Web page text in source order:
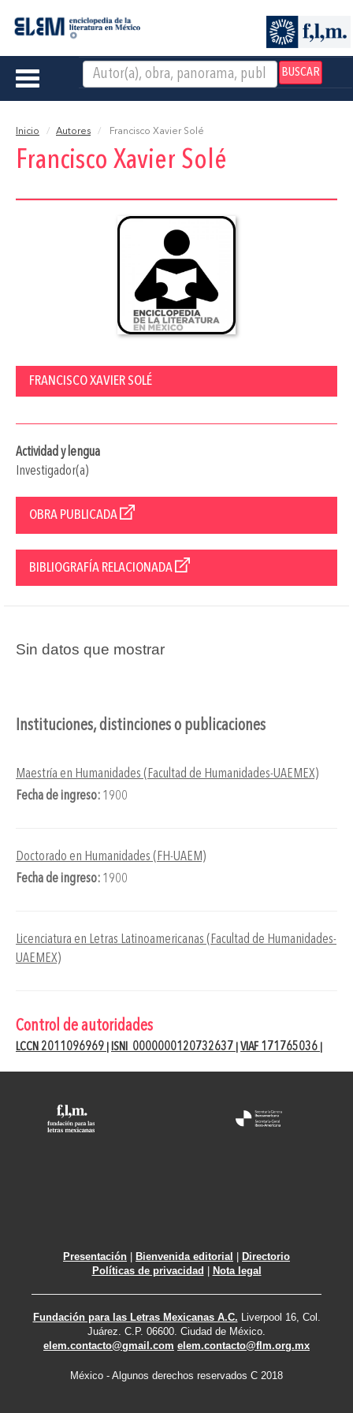
BUSCAR
Toggle
Inicio Autores Francisco Xavier Solé
Francisco Xavier Solé
FRANCISCO XAVIER SOLÉ
Actividad y lengua
Investigador(a)
OBRA PUBLICADA
BIBLIOGRAFÍA RELACIONADA
Sin datos que mostrar
Instituciones, distinciones o publicaciones
Maestría en Humanidades (Facultad de Humanidades-UAEMEX)
Fecha de ingreso: 1900
Doctorado en Humanidades (FH-UAEM)
Fecha de ingreso: 1900
Licenciatura en Letras Latinoamericanas (Facultad de Humanidades-
UAEMEX)
Control de autoridades
LCCN 2011096969 ISNI 0000000120732637 VIAF 171765036
Presentación Bienvenida editorial
Directorio
Políticas de privacidad
Nota legal
Fundación para las Letras Mexicanas A.C. Liverpool 16, Col.
Juárez. C.P. 06600. Ciudad de México.
elem.contacto@gmail.com elem.contacto@flm.org.mx
México - Algunos derechos reservados C 2018